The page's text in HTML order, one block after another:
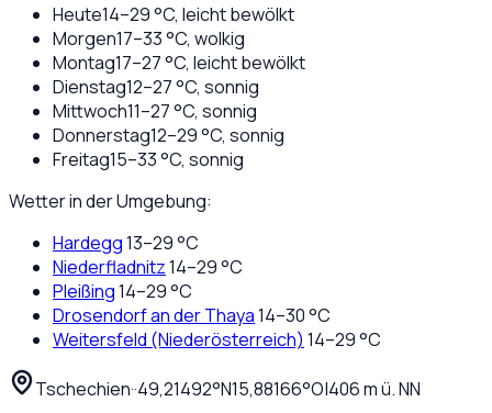
Heute14–29°C, leicht bewölkt
Morgen17–33°C, wolkig
Montag17–27°C, leicht bewölkt
Dienstag12–27°C, sonnig
Mittwoch11–27°C, sonnig
Donnerstag12–29°C, sonnig
Freitag15–33°C, sonnig
Wetter in der Umgebung:
Hardegg13–29°C
Niederfladnitz14–29°C
Pleißing14–29°C
Drosendorf an der Thaya14–30°C
Weitersfeld (Niederösterreich) 14–29°C
Tschechien··49,21492°N15,88166°O|406m ü. NN